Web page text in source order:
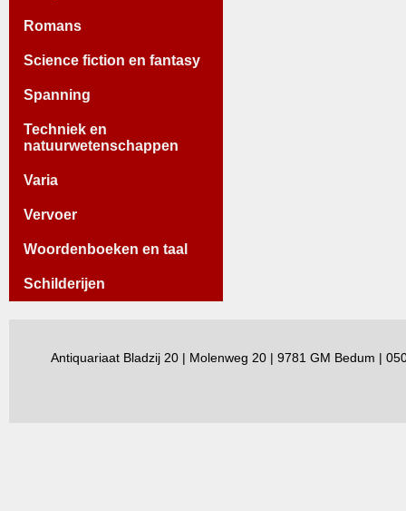
Romans
Science fiction en fantasy
Spanning
Techniek en
natuurwetenschappen
Varia
Vervoer
Woordenboeken en taal
Schilderijen
Antiquariaat Bladzij 20 | Molenweg 20 | 9781 GM Bedum |